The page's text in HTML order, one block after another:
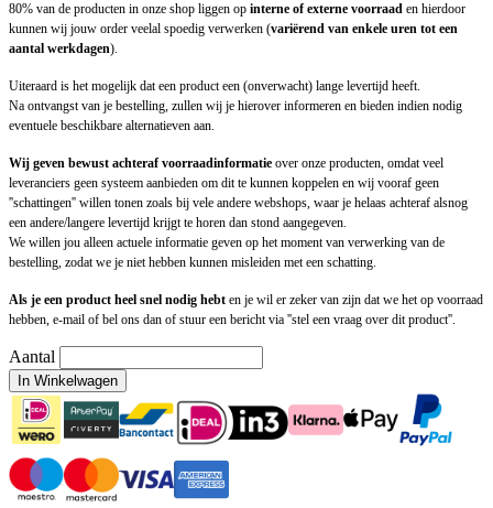
80% van de producten in onze shop liggen op interne of externe voorraad en hierdoor
kunnen wij jouw order veelal spoedig verwerken (variërend van enkele uren tot een
aantal werkdagen).
Uiteraard is het mogelijk dat een product een (onverwacht) lange levertijd heeft.
Na ontvangst van je bestelling, zullen wij je hierover informeren en bieden indien nodig
eventuele beschikbare alternatieven aan.
Wij geven bewust achteraf voorraadinformatie over onze producten, omdat veel
leveranciers geen systeem aanbieden om dit te kunnen koppelen en wij vooraf geen
''schattingen'' willen tonen zoals bij vele andere webshops, waar je helaas achteraf alsnog
een andere/langere levertijd krijgt te horen dan stond aangegeven.
We willen jou alleen actuele informatie geven op het moment van verwerking van de
bestelling, zodat we je niet hebben kunnen misleiden met een schatting.
Als je een product heel snel nodig hebt en je wil er zeker van zijn dat we het op voorraad
hebben, e-mail of bel ons dan of stuur een bericht via ''stel een vraag over dit product''.
Aantal
In Winkelwagen